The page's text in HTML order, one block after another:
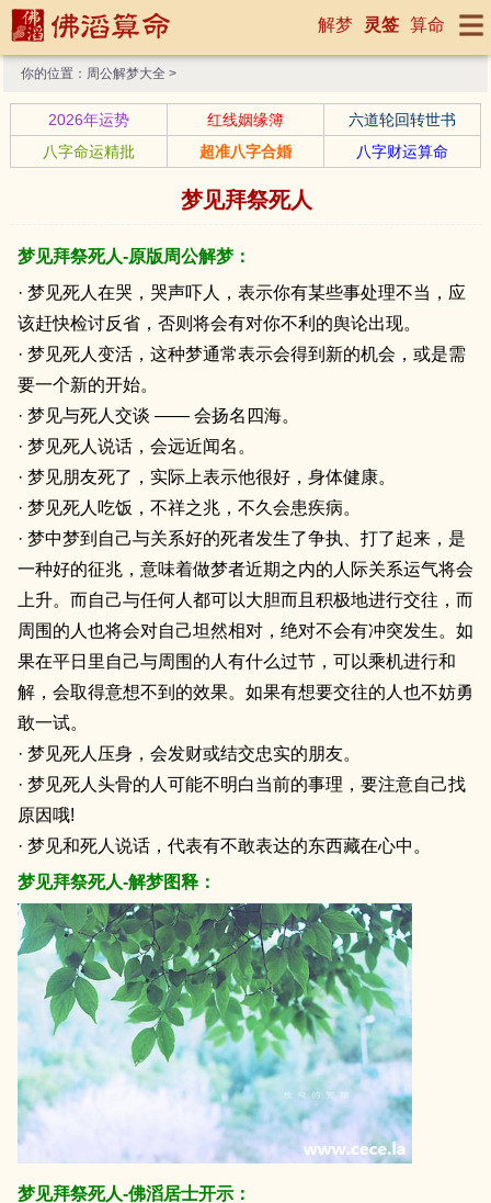
解梦 灵签 算命
你的位置： 周公解梦大全 >
2026年运势 红线姻缘簿
六道轮回转世书
八字命运精批
超准八字合婚 八字财运算命
梦见拜祭死人
梦见拜祭死人-原版周公解梦：
· 梦见死人在哭，哭声吓人，表示你有某些事处理不当，应
该赶快检讨反省，否则将会有对你不利的舆论出现。
· 梦见死人变活，这种梦通常表示会得到新的机会，或是需
要一个新的开始。
· 梦见与死人交谈 —— 会扬名四海。
· 梦见死人说话，会远近闻名。
· 梦见朋友死了，实际上表示他很好，身体健康。
· 梦见死人吃饭，不祥之兆，不久会患疾病。
· 梦中梦到自己与关系好的死者发生了争执、打了起来，是
一种好的征兆，意味着做梦者近期之内的人际关系运气将会
上升。而自己与任何人都可以大胆而且积极地进行交往，而
周围的人也将会对自己坦然相对，绝对不会有冲突发生。如
果在平日里自己与周围的人有什么过节，可以乘机进行和
解，会取得意想不到的效果。如果有想要交往的人也不妨勇
敢一试。
· 梦见死人压身，会发财或结交忠实的朋友。
· 梦见死人头骨的人可能不明白当前的事理，要注意自己找
原因哦!
· 梦见和死人说话，代表有不敢表达的东西藏在心中。
梦见拜祭死人-解梦图释：
梦见拜祭死人-佛滔居士开示：